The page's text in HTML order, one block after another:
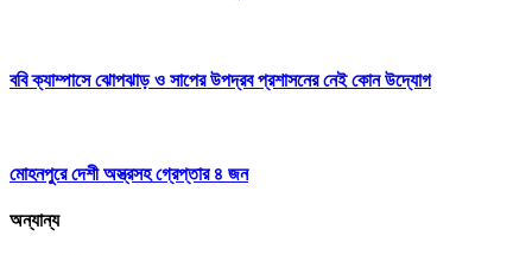
ববি ক্যাম্পাসে ঝোপঝাড় ও সাপের উপদ্রব প্রশাসনের নেই কোন উদ্যোগ
মোহনপুরে দেশী অস্ত্রসহ গ্রেপ্তার ৪ জন
অন্যান্য